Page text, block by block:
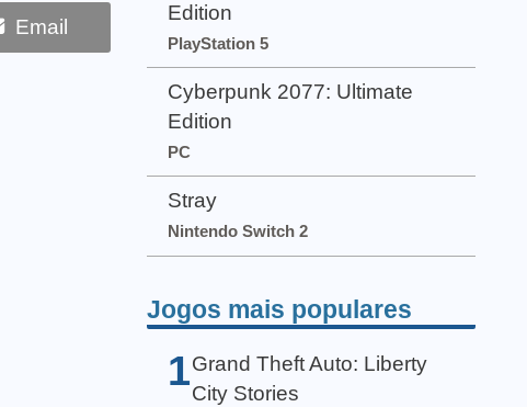
Email
Edition
PlayStation 5
Cyberpunk 2077: Ultimate
Edition
PC
Stray
Nintendo Switch 2
Jogos mais populares
1 Grand Theft Auto: Liberty
City Stories